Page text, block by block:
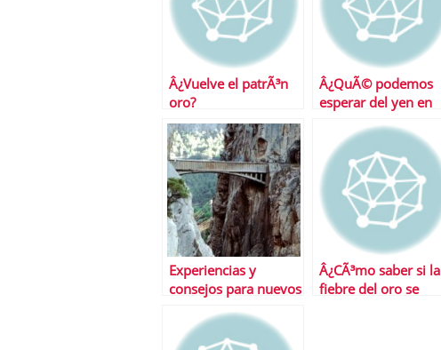
Â¿Vuelve el patrÃ³n
oro?
Â¿QuÃ© podemos
esperar del yen en
Experiencias y
consejos para nuevos
#bolsa
Â¿CÃ³mo saber si la
fiebre del oro se